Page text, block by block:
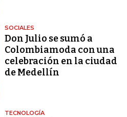
SOCIALES
Don Julio se sumó a
Colombiamoda con una
celebración en la ciudad
de Medellín
TECNOLOGÍA